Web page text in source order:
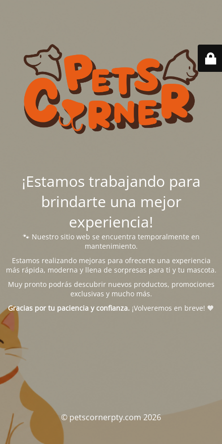
¡Estamos trabajando para
brindarte una mejor
experiencia!
🐾 Nuestro sitio web se encuentra temporalmente en
mantenimiento.
Estamos realizando mejoras para ofrecerte una experiencia
más rápida, moderna y llena de sorpresas para ti y tu mascota.
Muy pronto podrás descubrir nuevos productos, promociones
exclusivas y mucho más.
Gracias por tu paciencia y confianza. ¡Volveremos en breve! 🧡
© petscornerpty.com 2026